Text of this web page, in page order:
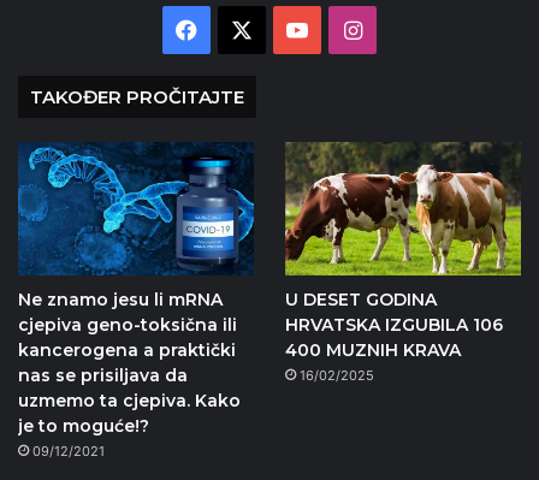
Facebook YouTubeInstagram
TAKOĐER PROČITAJTE
Ne znamo jesu li mRNA
cjepiva geno-toksična ili
kancerogena a praktički
nas se prisiljava da
uzmemo ta cjepiva. Kako
je to moguće!?
09/12/2021
U DESET GODINA
HRVATSKA IZGUBILA 106
400 MUZNIH KRAVA
16/02/2025